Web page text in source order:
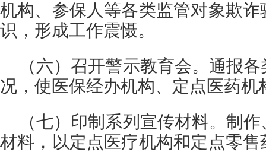
机构、参保人等各类监管对象欺
识，形成工作震慑。
（六）召开警示教育会。通报
况，使医保经办机构、定点医药
（七）印制系列宣传材料。制
材料，以定点医疗机构和定点零